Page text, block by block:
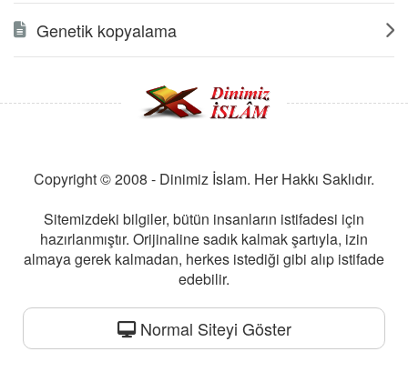
Genetik kopyalama
Copyright © 2008 - Dinimiz İslam. Her Hakkı Saklıdır.
Sitemizdeki bilgiler, bütün insanların istifadesi için
hazırlanmıştır. Orijinaline sadık kalmak şartıyla, izin
almaya gerek kalmadan, herkes istediği gibi alıp istifade
edebilir.
Normal Siteyi Göster